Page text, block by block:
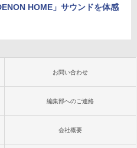
HOME」サウンドを体感
お問い合わせ
編集部へのご連絡
会社概要